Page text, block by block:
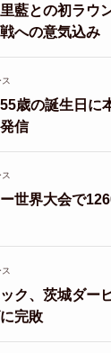
藍との初ラウ
への意気込み
歳の誕生日に
信
ス
世界大会で
ク、茨城ダー
完敗